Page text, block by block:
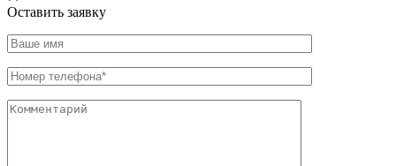
Оставить заявку